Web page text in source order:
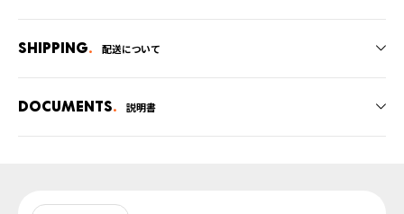
在庫切れの場合、キャンセルをさせて頂きます。
Shipping 配送について
・系列店舗から取り寄せ後に発送
Documents 説明書